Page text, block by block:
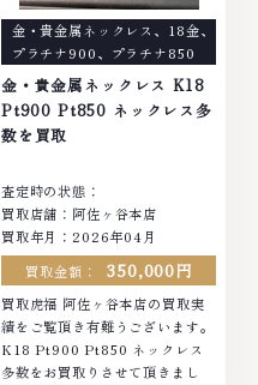
ってしまった腕時計、多くのお品
物の高価買取りを実現しており、
他店ではお値段の付かなかったお
品物でも、一点一点丁寧に無料で
査定します。お気軽にご連絡くだ
さい。TEL: 0120-959-764営
業時間: 10:00～19:00定休日: 年
金・貴金属ネックレス 、 18金、
プラチナ900、 プラチナ850
金・貴金属ネックレス K18
Pt900 Pt850 ネックレス多
数を買取
査定時の状態：
買取店舗：阿佐ヶ谷本店
買取年月：2026年04月
買取金額：
350,000円
買取虎福 阿佐ヶ谷本店の買取実
績をご覧頂き有難うございます。
K18 Pt900 Pt850 ネックレス
多数をお買取りさせて頂きまし